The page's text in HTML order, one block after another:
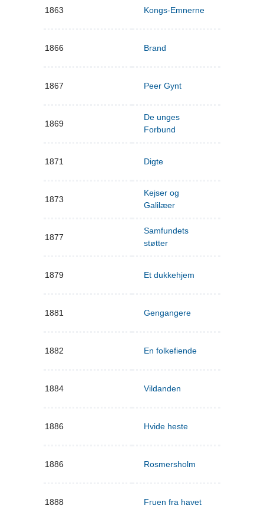
1863 Kongs-Emnerne
1866 Brand
1867 Peer Gynt
1869
De unges
Forbund
1871 Digte
1873
Kejser og
Galilæer
1877
Samfundets
støtter
1879 Et dukkehjem
1881 Gengangere
1882 En folkefiende
1884 Vildanden
1886 Hvide heste
1886 Rosmersholm
1888 Fruen fra havet